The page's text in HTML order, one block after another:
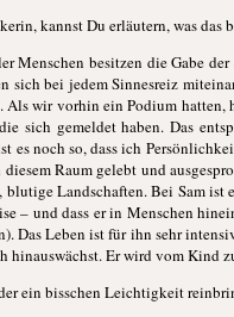
kannst Du erläutern, was das
Menschen besitzen die Gabe
sich bei jedem Sinnesreiz
wir vorhin ein Podium hatten,
sich gemeldet haben. Das
es noch so, dass ich
Raum gelebt und
blutige Landschaften. Bei Sam
– und dass er in Menschen
Das Leben ist für ihn sehr
hinauswächst. Er wird vom Kind
ein bisschen Leichtigkeit